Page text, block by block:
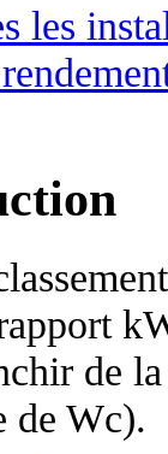
les
de
de Wc).